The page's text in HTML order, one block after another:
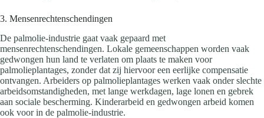
3. Mensenrechtenschendingen
De palmolie-industrie gaat vaak gepaard met
mensenrechtenschendingen. Lokale gemeenschappen worden vaak
gedwongen hun land te verlaten om plaats te maken voor
palmolieplantages, zonder dat zij hiervoor een eerlijke compensatie
ontvangen. Arbeiders op palmolieplantages werken vaak onder slechte
arbeidsomstandigheden, met lange werkdagen, lage lonen en gebrek
aan sociale bescherming. Kinderarbeid en gedwongen arbeid komen
ook voor in de palmolie-industrie.